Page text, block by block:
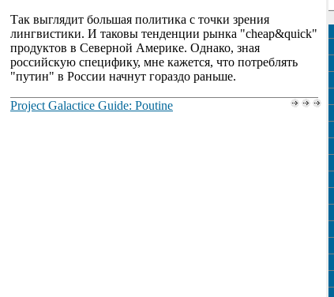
Так выглядит большая политика с точки зрения
лингвистики. И таковы тенденции рынка "cheap&quick"
продуктов в Северной Америке. Однако, зная
российскую специфику, мне кажется, что потреблять
"путин" в России начнут гораздо раньше.
Project Galactice Guide: Poutine